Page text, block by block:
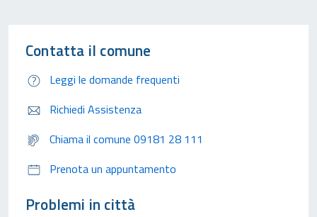
Contatta il comune
Leggi le domande frequenti
Richiedi Assistenza
Chiama il comune 09181 28 111
Prenota un appuntamento
Problemi in città